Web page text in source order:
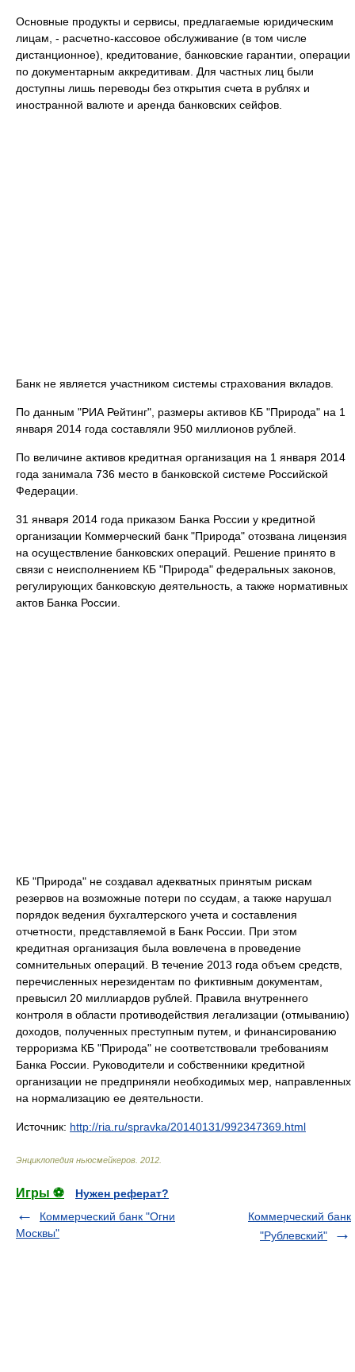
Основные продукты и сервисы, предлагаемые юридическим
лицам, - расчетно-кассовое обслуживание (в том числе
дистанционное), кредитование, банковские гарантии, операции
по документарным аккредитивам. Для частных лиц были
доступны лишь переводы без открытия счета в рублях и
иностранной валюте и аренда банковских сейфов.
Банк не является участником системы страхования вкладов.
По данным "РИА Рейтинг", размеры активов КБ "Природа" на 1
января 2014 года составляли 950 миллионов рублей.
По величине активов кредитная организация на 1 января 2014
года занимала 736 место в банковской системе Российской
Федерации.
31 января 2014 года приказом Банка России у кредитной
организации Коммерческий банк "Природа" отозвана лицензия
на осуществление банковских операций. Решение принято в
связи с неисполнением КБ "Природа" федеральных законов,
регулирующих банковскую деятельность, а также нормативных
актов Банка России.
КБ "Природа" не создавал адекватных принятым рискам
резервов на возможные потери по ссудам, а также нарушал
порядок ведения бухгалтерского учета и составления
отчетности, представляемой в Банк России. При этом
кредитная организация была вовлечена в проведение
сомнительных операций. В течение 2013 года объем средств,
перечисленных нерезидентам по фиктивным документам,
превысил 20 миллиардов рублей. Правила внутреннего
контроля в области противодействия легализации (отмыванию)
доходов, полученных преступным путем, и финансированию
терроризма КБ "Природа" не соответствовали требованиям
Банка России. Руководители и собственники кредитной
организации не предприняли необходимых мер, направленных
на нормализацию ее деятельности.
Источник: http://ria.ru/spravka/20140131/992347369.html
Энциклопедия ньюсмейкеров 2012
Игры ⚽
Нужен реферат?
Коммерческий банк "Огни
Москвы"
Коммерческий банк
"Рублевский"